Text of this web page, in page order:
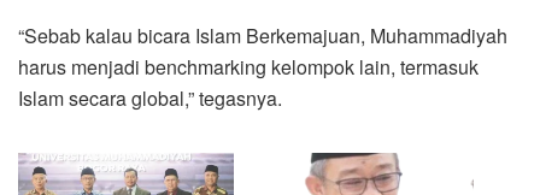
“Sebab kalau bicara Islam Berkemajuan, Muhammadiyah
harus menjadi benchmarking kelompok lain, termasuk
Islam secara global,” tegasnya.